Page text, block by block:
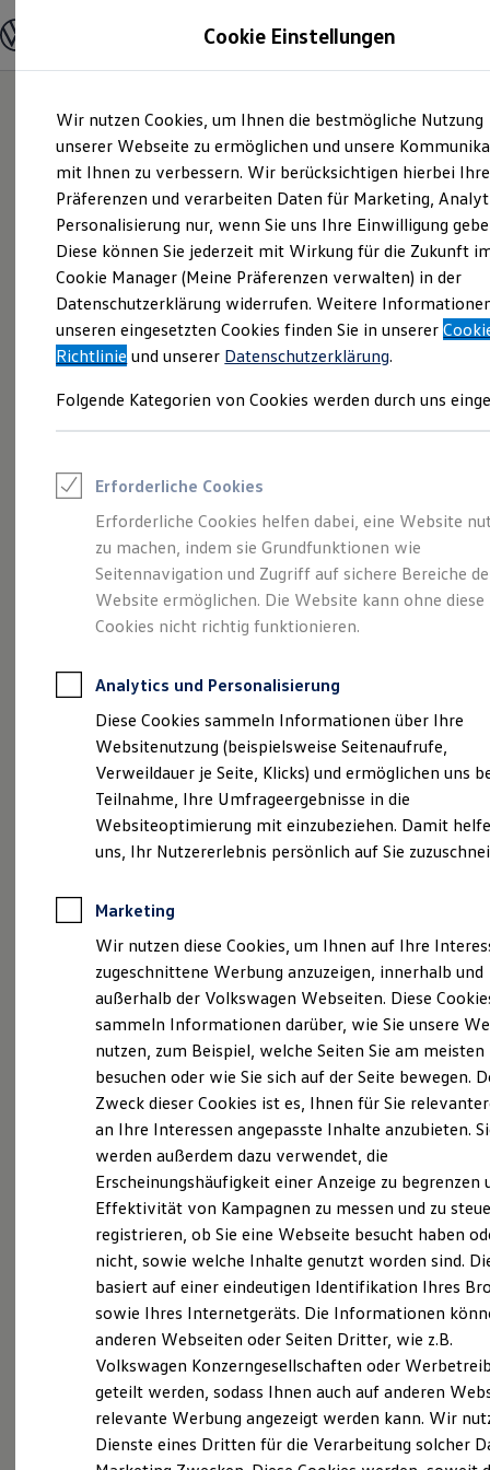
Hauptinhalt
springen
Footer
springen
Modelle und Konfigurator
Modelle vergleichen
Elektroautos
ENERGY Sondermodelle
Nutzfahrzeuge
SUV und CUV
Familienautos
Kombis
Kompaktwagen
Sportwagen
Schnell verfügbare Fahrzeuge
Angebote und Produkte
Aktuelle Angebote
E-Auto-Förderung
Volkswagen Marktplatz
Junge Gebrauchtwagen und Gebrauchtwagen
Saisonangebote
Leasing
Leasing-Angebote
Gebrauchtwagen Leasing
Junge Gebrauchtwagen-Leasing
Elektroauto Leasing
Kleinwagen-Leasing
Leasing ohne Anzahlung
Autokredit mit Schlussrate
Versicherungen und Garantien
Kfz-Versicherung
Restschuldversicherungen
Garantien
Wartungsverträge
Geschäftskunden
Professional Class bei Volkswagen
Großkunden
Behörden
Anpfiff zum Gewinn
Elektroautos
ID. Tutorials
Elektrofahrzeugkonzepte
Reichweite
Reichweite der ID. Modelle
Reichweite im Winter
Laden
Laden unterwegs
Laden Zuhause
Ladezeitensimulator
Batterie
Sicherheit
Garantie und Lebensdauer
Nachhaltigkeit
Technologie
Kosten und Kauf
Verbrauchskosten
Kaufoptionen
E-Auto-Förderung
Software und Konnektivität
Die ID. Software 6
ID. Software Versionen und Updates
Digitale Extras
Schnittstellen zu Ihrem ID.
Eine Klasse für sich.
Der Golf.
Impressum & Rechtliches)
Details des Golf
Exterieur
Harmonisch aufeinander abgestimmt: Mit
beleuchtendem VolkswagenLogo und schnittigen
Frontstoßfängern weiß der Golfoptisch zu
überzeugen. Auch die neuen Scheinwerfer und
Cookie Einstellungen
Wir nutzen Cookies, um Ihnen die bestmögliche Nutzung
unserer Webseite zu ermöglichen und unsere
mit Ihnen zu verbessern. Wir berücksichtigen hierbei Ihre
Präferenzen und verarbeiten Daten für Marketing,
Personalisierung nur, wenn Sie uns Ihre Einwilligung
Diese können Sie jederzeit mit Wirkung für die Zukunft
Cookie Manager (Meine Präferenzen verwalten) in der
Datenschutzerklärung widerrufen. Weitere
unseren eingesetzten Cookies finden Sie in unserer
Richtlinie und unserer Datenschutzerklärung.
Folgende Kategorien von Cookies werden durch uns
Erforderliche Cookies
Erforderliche Cookies helfen dabei, eine Website
zu machen, indem sie Grundfunktionen wie
Seitennavigation und Zugriff auf sichere Bereiche
Website ermöglichen. Die Website kann ohne diese
Cookies nicht richtig funktionieren.
Analytics und Personalisierung
Diese Cookies sammeln Informationen über Ihre
Websitenutzung (beispielsweise Seitenaufrufe,
Verweildauer je Seite, Klicks) und ermöglichen uns
Teilnahme, Ihre Umfrageergebnisse in die
Websiteoptimierung mit einzubeziehen. Damit
uns, Ihr Nutzererlebnis persönlich auf Sie
Marketing
Wir nutzen diese Cookies, um Ihnen auf Ihre
zugeschnittene Werbung anzuzeigen, innerhalb und
außerhalb der Volkswagen Webseiten. Diese
sammeln Informationen darüber, wie Sie unsere
nutzen, zum Beispiel, welche Seiten Sie am meisten
besuchen oder wie Sie sich auf der Seite bewegen.
Zweck dieser Cookies ist es, Ihnen für Sie
an Ihre Interessen angepasste Inhalte anzubieten.
werden außerdem dazu verwendet, die
Erscheinungshäufigkeit einer Anzeige zu begrenzen
Effektivität von Kampagnen zu messen und zu
registrieren, ob Sie eine Webseite besucht haben
nicht, sowie welche Inhalte genutzt worden sind.
basiert auf einer eindeutigen Identifikation Ihres
sowie Ihres Internetgeräts. Die Informationen
anderen Webseiten oder Seiten Dritter, wie z.B.
Volkswagen Konzerngesellschaften oder
geteilt werden, sodass Ihnen auch auf anderen
relevante Werbung angezeigt werden kann. Wir
Dienste eines Dritten für die Verarbeitung solcher